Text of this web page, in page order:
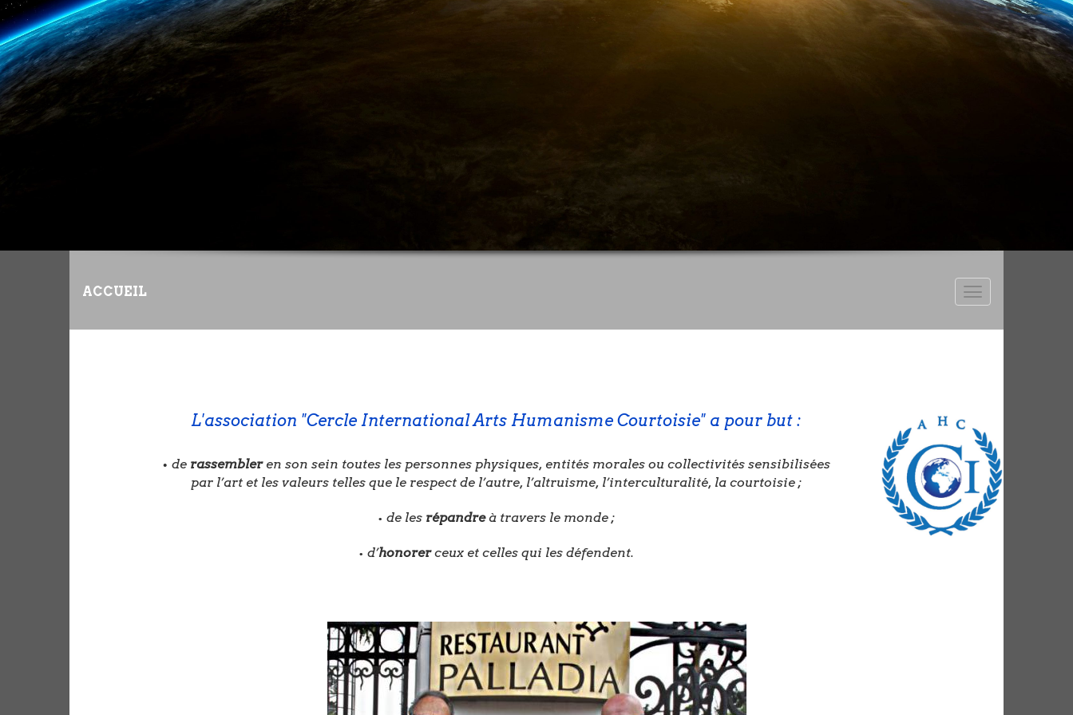
ACCUEIL
L'association "Cercle International Arts Humanisme Courtoisie" a pour but :
• de rassembleren son sein toutes les personnes physiques, entités morales ou collectivités sensibilisées
par l’art et les valeurs telles que le respect de l’autre, l’altruisme, l’interculturalité, la courtoisie ;
• de les répandreà travers le monde ;
• d’honorerceux et celles qui les défendent.